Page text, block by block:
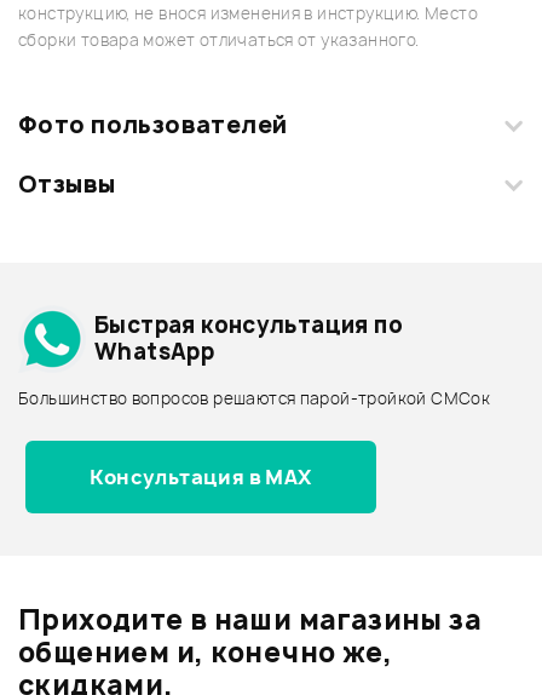
конструкцию, не внося изменения в инструкцию. Место
сборки товара может отличаться от указанного.
Фото пользователей
Загрузите свои фотографии купленного товара и получите
Отзывы
0.0
Архив товаров - дешевле
Архив товаров - дороже
Все товары HOHNER
Архив товаров - новинки
Быстрая консультация по
WhatsApp
Большинство вопросов решаются парой-тройкой СМСок
Консультация в MAX
Приходите в наши магазины за
общением и, конечно же,
скидками.